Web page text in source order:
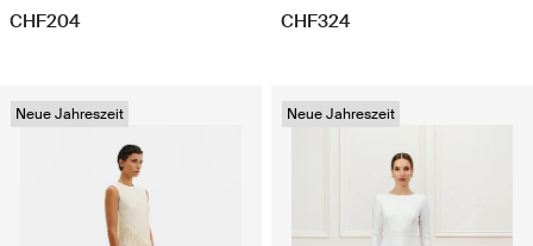
CHF204 CHF324
Neue Jahreszeit Neue Jahreszeit